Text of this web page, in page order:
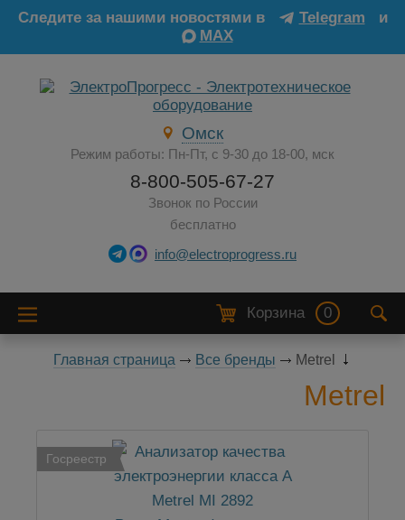
Следите за нашими новостями в Telegram
и
MAX
Омск
Режим работы: Пн-Пт, с 9-30 до 18-00, мск
8-800-505-67-27
Звонок по России
бесплатно
info@electroprogress.ru
Корзина 0
Главная страница Все бренды Metrel
Metrel
Госреестр